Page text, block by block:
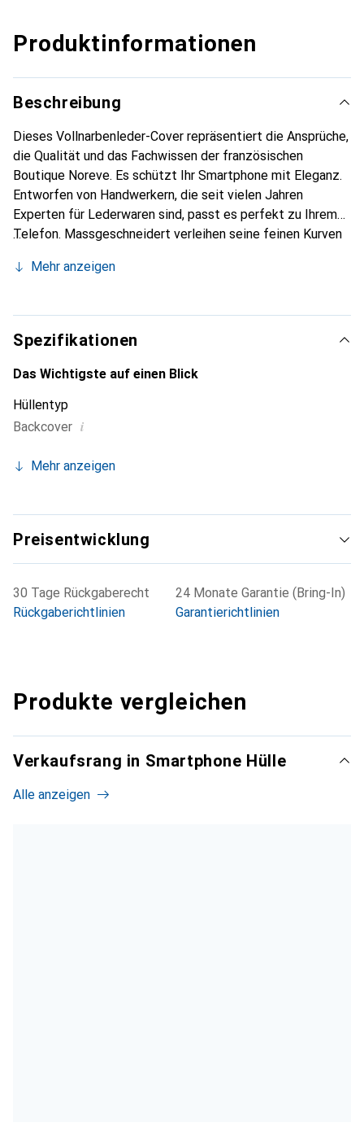
Produktinformationen
Beschreibung
Dieses Vollnarbenleder-Cover repräsentiert die Ansprüche,
die Qualität und das Fachwissen der französischen
Boutique Noreve. Es schützt Ihr Smartphone mit Eleganz.
Entworfen von Handwerkern, die seit vielen Jahren
Experten für Lederwaren sind, passt es perfekt zu Ihrem
Telefon. Massgeschneidert verleihen seine feinen Kurven
unverzichtbaren Accessoire Ihres Smartphones.
die Marke Noreve eine sichere Wahl für eine
anspruchsvolle Kundschaft.
Mehr anzeigen
Spezifikationen
Das Wichtigste auf einen Blick
Hüllentyp
Backcover i
Mehr anzeigen
Preisentwicklung
30 Tage Rückgaberecht
Rückgaberichtlinien
24 Monate Garantie (Bring-In)
Garantierichtlinien
Produkte vergleichen
Verkaufsrang in Smartphone Hülle
Alle anzeigen